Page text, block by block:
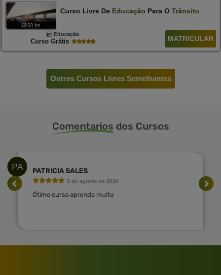
60 hs
Curso Livre De Educação Para O Trânsito
Educação
Curso Grátis MATRICULAR
Outros Cursos Livres Semelhantes
Comentarios dos Cursos
PA PATRICIA SALES
3 de agosto de 2026
Ótimo curso aprende muito